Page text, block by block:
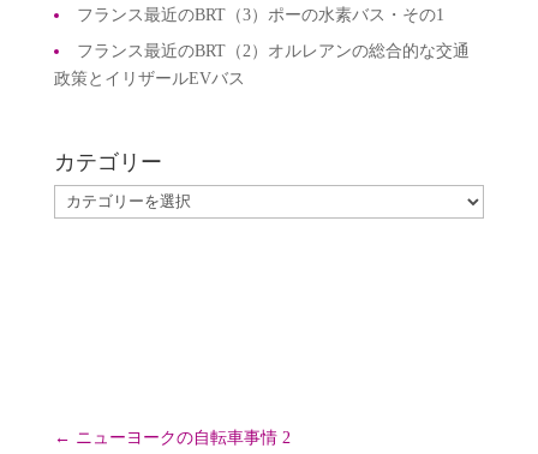
フランス最近のBRT（3）ポーの水素バス・その1
フランス最近のBRT（2）オルレアンの総合的な交通
政策とイリザールEVバス
カテゴリー
カ
テ
← ニューヨークの自転車事情 2